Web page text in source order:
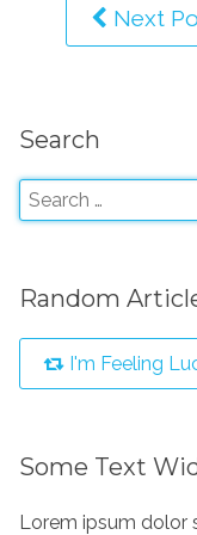
Next
Search
Random
I'm Feeling
Some Text
Lorem ipsum dolor